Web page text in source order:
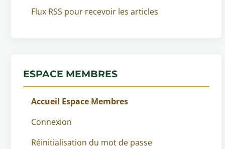
Flux RSS pour recevoir les articles
ESPACE MEMBRES
Accueil Espace Membres
Connexion
Réinitialisation du mot de passe